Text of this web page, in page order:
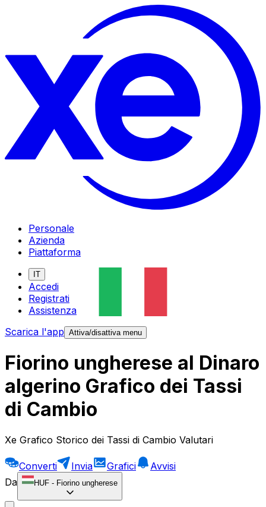
Personale
Azienda
Piattaforma
IT
Accedi
Registrati
Assistenza
Scarica l'app Attiva/disattiva menu
Fiorino ungherese al Dinaro
algerino Grafico dei Tassi
di Cambio
Xe Grafico Storico dei Tassi di Cambio Valutari
Converti Invia Grafici
Avvisi
Da
HUF - Fiorino ungherese